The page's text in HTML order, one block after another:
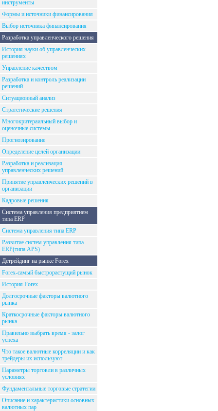
инструменты
Формы и источники финансирования
Выбор источника финансирования
Разработка управленческого решения
История науки об управленческих
решениях
Управление качеством
Разработка и контроль реализации
решений
Ситуационный анализ
Стратегические решения
Многокритераильный выбор и
оценочные системы
Прогнозирование
Определение целей организации
Разработка и реализация
управленческих решений
Принятие управленческих решений в
организации
Кадровые решения
Система управления предприятием
типа ERP
Система управления типа ERP
Развитие систем управления типа
ERP(типа APS)
Детрейдинг на рынке Forex
Forex-самый быстрорастущий рынок
История Forex
Долгосрочные факторы валютного
рынка
Краткосрочные факторы валютного
рынка
Правильно выбрать время - залог
успеха
Что такое валютные корреляции и как
трейдеры их используют
Параметры торговли в различных
условиях
Фундаментальные торговые стратегии
Описание и характеристики основных
валютных пар